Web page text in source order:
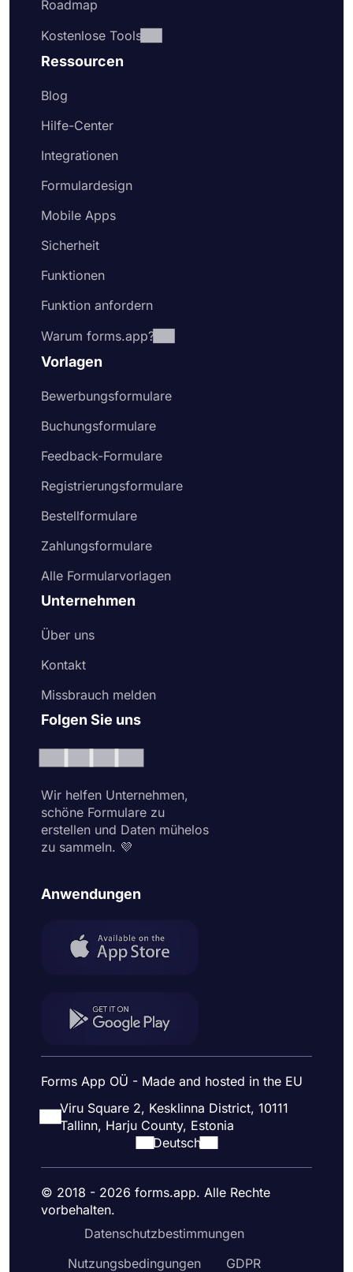
Roadmap
Kostenlose Tools
Ressourcen
Blog
Hilfe-Center
Integrationen
Formulardesign
Mobile Apps
Sicherheit
Funktionen
Funktion anfordern
Warum forms.app?
Vorlagen
Bewerbungsformulare
Buchungsformulare
Feedback-Formulare
Registrierungsformulare
Bestellformulare
Zahlungsformulare
Alle Formularvorlagen
Unternehmen
Über uns
Kontakt
Missbrauch melden
Folgen Sie uns
Wir helfen Unternehmen,
schöne Formulare zu
erstellen und Daten mühelos
zu sammeln. 💜
Anwendungen
Forms App OÜ - Made and hosted in the EU
Viru Square 2, Kesklinna District, 10111
Tallinn, Harju County, Estonia
Deutsch
© 2018 - 2026 forms.app. Alle Rechte
vorbehalten.
Datenschutzbestimmungen
Nutzungsbedingungen
GDPR